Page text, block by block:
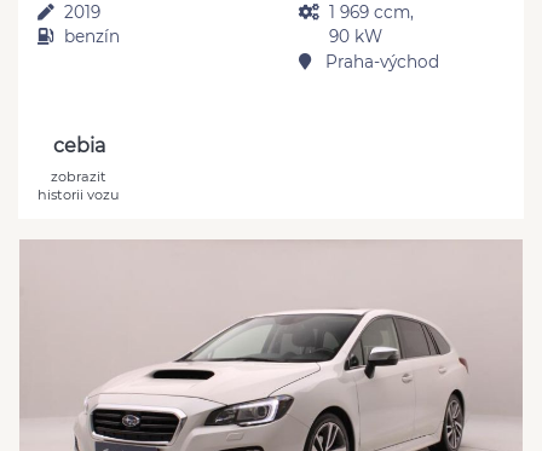
2019
benzín
1 969 ccm,
90 kW
Praha-východ
cebia
zobrazit
historii vozu